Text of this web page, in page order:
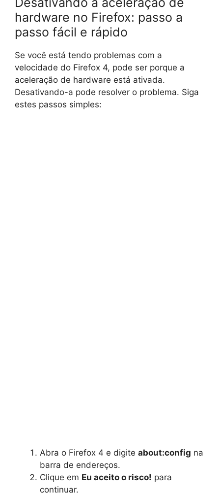
hardware no Firefox: passo a
passo fácil e rápido
Se você está tendo problemas com a
velocidade do Firefox 4, pode ser porque a
aceleração de hardware está ativada.
Desativando-a pode resolver o problema. Siga
estes passos simples:
Abra o Firefox 4 e digite about:config na
barra de endereços.
Clique em Eu aceito o risco! para
continuar.